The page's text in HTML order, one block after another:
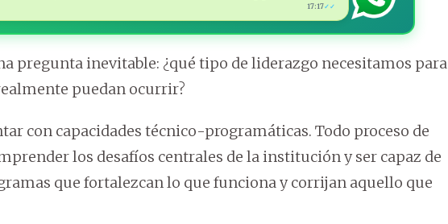
17:17✓✓
pregunta inevitable: ¿qué tipo de liderazgo necesitamos para
puedan ocurrir?
con capacidades técnico-programáticas. Todo proceso de
los desafíos centrales de la institución y ser capaz de
que fortalezcan lo que funciona y corrijan aquello que